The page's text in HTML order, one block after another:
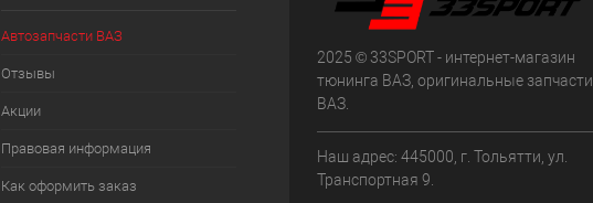
Автозапчасти ВАЗ
Отзывы
Акции
Правовая информация
Как оформить заказ
2025 © 33SPORT - интернет-магазин
тюнинга ВАЗ, оригинальные запчасти
ВАЗ.
Наш адрес: 445000, г. Тольятти, ул.
Транспортная 9.